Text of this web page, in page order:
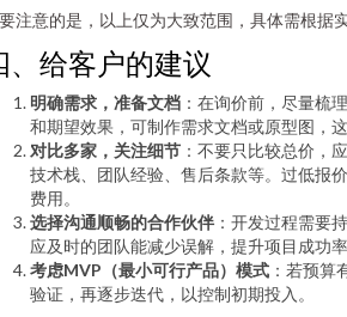
注意的是，以上仅为大致范围，具体需根据
、给客户的建议
明确需求，准备文档 ：在询价前，尽量梳
和期望效果，可制作需求文档或原型图，
对比多家，关注细节 ：不要只比较总价，
技术栈、团队经验、售后条款等。过低报
费用。
选择沟通顺畅的合作伙伴 ：开发过程需要
应及时的团队能减少误解，提升项目成功率
考虑MVP（最小可行产品）模式 ：若预算
验证，再逐步迭代，以控制初期投入。